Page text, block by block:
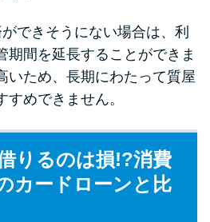
できそうにない場合は、利
期間を延長することができま
いため、長期にわたって質屋
めできません。
りるのは損!?消費
カードローンと比